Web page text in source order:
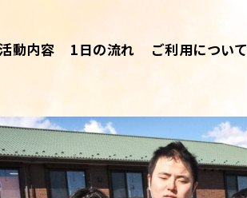
動内容 1日の流れ ご利用について